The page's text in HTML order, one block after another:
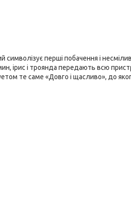
перші побачення і
ірис і троянда передають всю
те саме «Довго і щасливо», до